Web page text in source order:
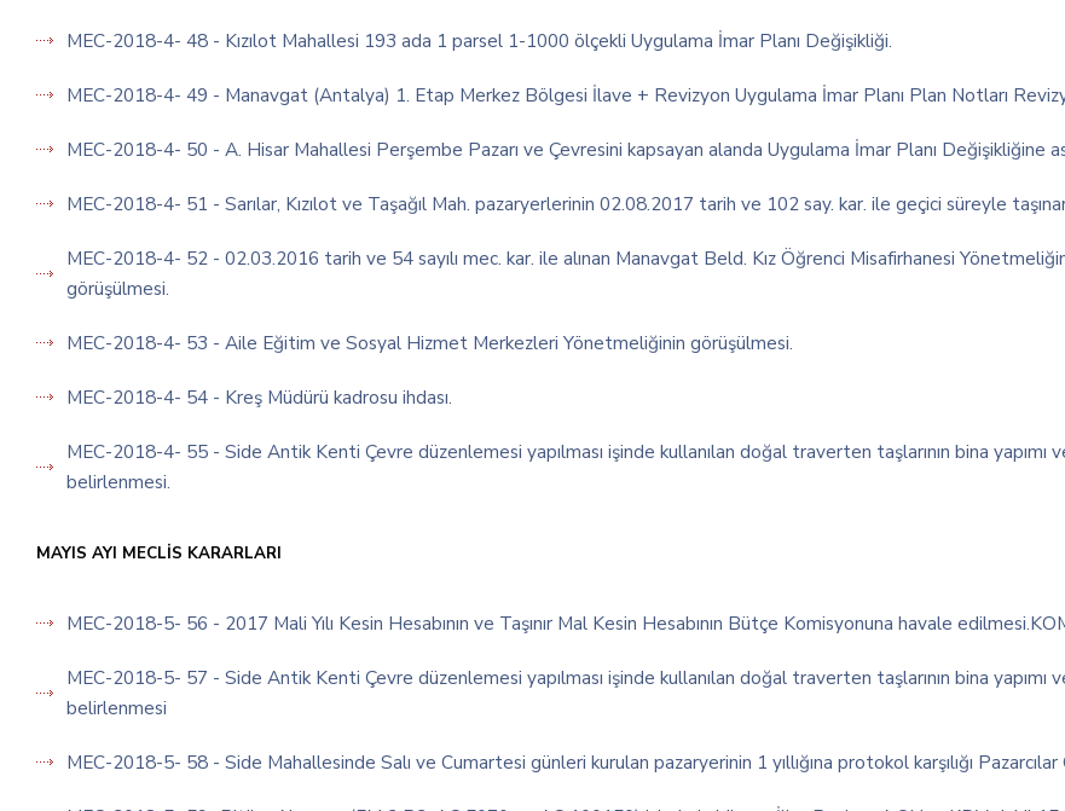
MEC-2018-4- 48 - Kızılot Mahallesi 193 ada 1 parsel 1-1000 ölçekli Uygulama İmar Planı Değişikliği.
MEC-2018-4- 49 - Manavgat (Antalya) 1. Etap Merkez Bölgesi İlave + Revizyon Uygulama İmar Planı Plan Notları
MEC-2018-4- 50 - A. Hisar Mahallesi Perşembe Pazarı ve Çevresini kapsayan alanda Uygulama İmar Planı Değişikliğine
MEC-2018-4- 51 - Sarılar, Kızılot ve Taşağıl Mah. pazaryerlerinin 02.08.2017 tarih ve 102 say. kar. ile geçici süreyle
MEC-2018-4- 52 - 02.03.2016 tarih ve 54 sayılı mec. kar. ile alınan Manavgat Beld. Kız Öğrenci Misafirhanesi
görüşülmesi.
MEC-2018-4- 53 - Aile Eğitim ve Sosyal Hizmet Merkezleri Yönetmeliğinin görüşülmesi.
MEC-2018-4- 54 - Kreş Müdürü kadrosu ihdası.
MEC-2018-4- 55 - Side Antik Kenti Çevre düzenlemesi yapılması işinde kullanılan doğal traverten taşlarının bina yapımı
belirlenmesi.
MAYIS AYI MECLİS KARARLARI
MEC-2018-5- 56 - 2017 Mali Yılı Kesin Hesabının ve Taşınır Mal Kesin Hesabının Bütçe Komisyonuna havale
MEC-2018-5- 57 - Side Antik Kenti Çevre düzenlemesi yapılması işinde kullanılan doğal traverten taşlarının bina yapımı
belirlenmesi
MEC-2018-5- 58 - Side Mahallesinde Salı ve Cumartesi günleri kurulan pazaryerinin 1 yıllığına protokol karşılığı Pazarcılar